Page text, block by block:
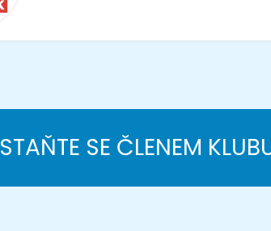
STAŇTE SE ČLENEM